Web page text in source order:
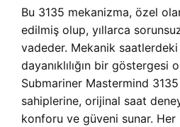
Bu 3135 mekanizma, özel
edilmiş olup, yıllarca
vadeder. Mekanik
dayanıklılığın bir göstergesi
Submariner Mastermind
sahiplerine, orijinal saat
konforu ve güveni sunar.